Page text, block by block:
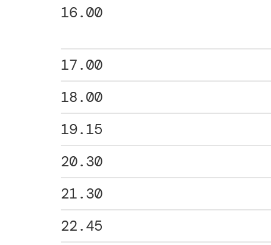
16.00
17.00
18.00
19.15
20.30
21.30
22.45